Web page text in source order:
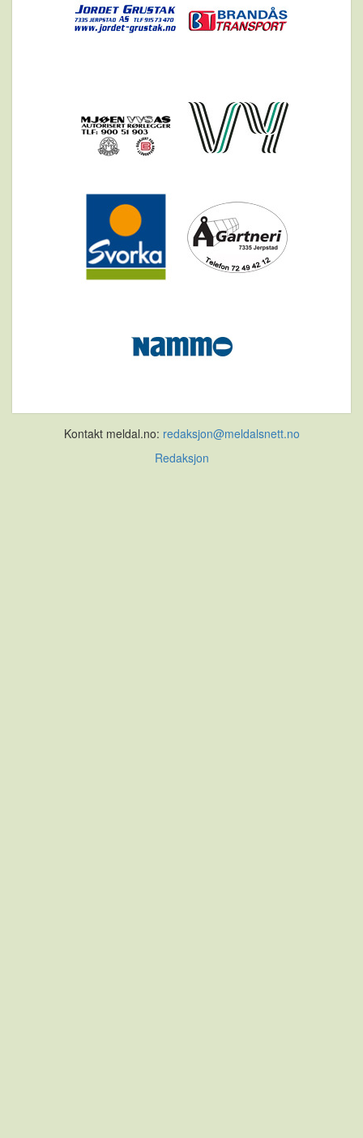
Kontakt meldal.no: redaksjon@meldalsnett.no
Redaksjon